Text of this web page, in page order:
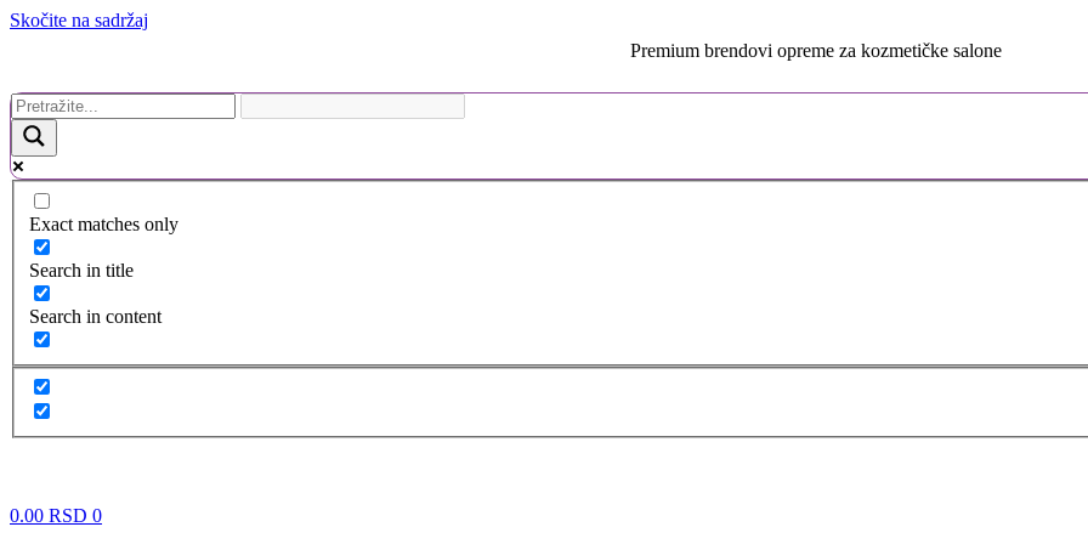
Skočite na sadržaj
Exact matches only
Search in title
Search in content
0.00 RSD 0